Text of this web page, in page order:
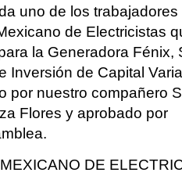
uno de los
de Electricistas
la Generadora Fénix,
Inversión de Capital
por nuestro compañero
Flores y aprobado por
DE